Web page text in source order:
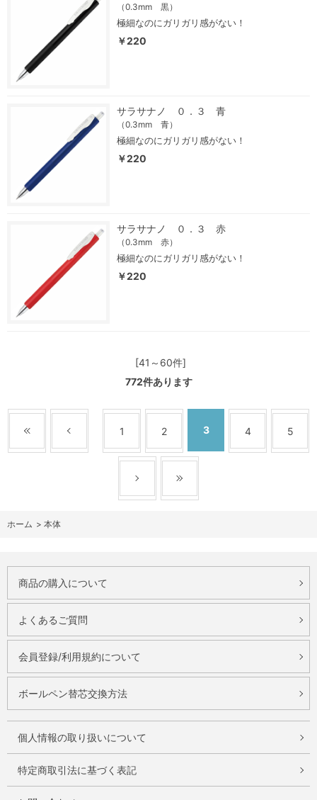
（0.3mm 黒）
極細なのにガリガリ感がない！
￥220
サラサナノ ０．３ 青
（0.3mm 青）
極細なのにガリガリ感がない！
￥220
サラサナノ ０．３ 赤
（0.3mm 赤）
極細なのにガリガリ感がない！
￥220
[41～60件]
772件あります
1 2 3 4 5
ホーム > 本体
商品の購入について
よくあるご質問
会員登録/利用規約について
ボールペン替芯交換方法
個人情報の取り扱いについて
特定商取引法に基づく表記